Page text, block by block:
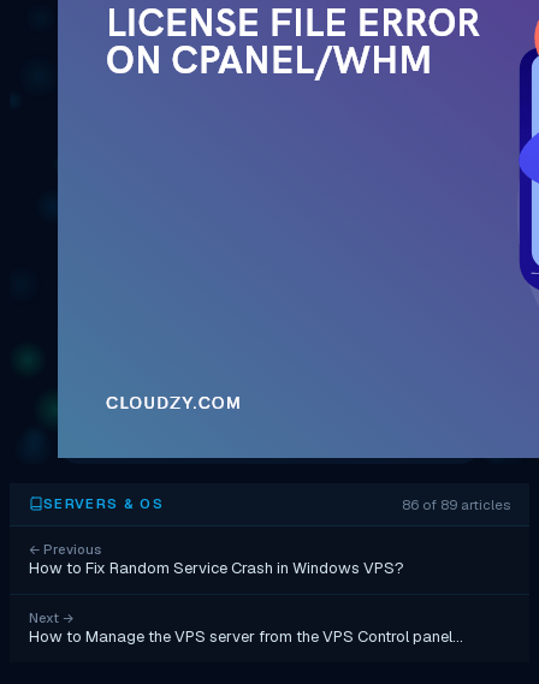
SERVERS & OS 86 of 89 articles
← Previous
How to Fix Random Service Crash in Windows VPS?
Next →
How to Manage the VPS server from the VPS Control panel…